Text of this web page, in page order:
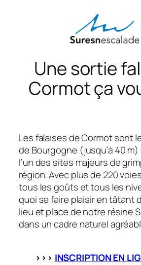
Une sortie
Cormot ça
Les falaises de Cormot sont
de Bourgogne (jusqu’à 40
l’un des sites majeurs de
région. Avec plus de 220
tous les goûts et tous les
quoi se faire plaisir en tâtant
lieu et place de notre résine
dans un cadre naturel
>>> INSCRIPTION EN